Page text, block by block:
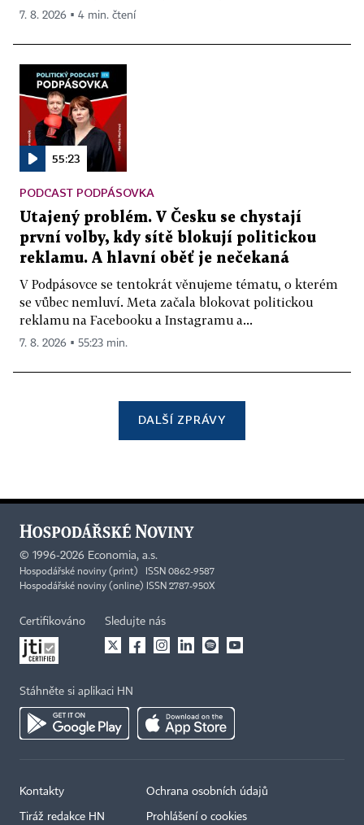
7. 8. 2026 ▪ 4 min. čtení
55:23
PODCAST PODPÁSOVKA
Utajený problém. V Česku se chystají
první volby, kdy sítě blokují politickou
reklamu. A hlavní oběť je nečekaná
V Podpásovce se tentokrát věnujeme tématu, o kterém
se vůbec nemluví. Meta začala blokovat politickou
reklamu na Facebooku a Instagramu a...
7. 8. 2026 ▪ 55:23 min.
DALŠÍ ZPRÁVY
© 1996-2026 Economia, a.s.
Hospodářské noviny (print) ISSN 0862-9587
Hospodářské noviny (online) ISSN 2787-950X
Certifikováno Sledujte nás
Stáhněte si aplikaci HN
Kontakty
Tiráž redakce HN
Ochrana osobních údajů
Prohlášení o cookies